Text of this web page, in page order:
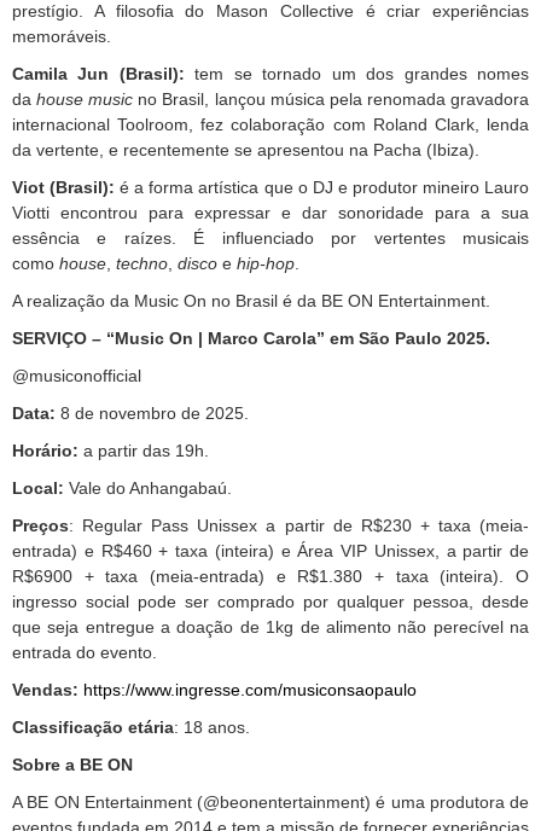
prestígio. A filosofia do Mason Collective é criar experiências
memoráveis.
Camila Jun (Brasil): tem se tornado um dos grandes nomes
da house music no Brasil, lançou música pela renomada gravadora
internacional Toolroom, fez colaboração com Roland Clark, lenda
da vertente, e recentemente se apresentou na Pacha (Ibiza).
Viot (Brasil): é a forma artística que o DJ e produtor mineiro Lauro
Viotti encontrou para expressar e dar sonoridade para a sua
essência e raízes. É influenciado por vertentes musicais
como house techno disco e hip-hop
A realização da Music On no Brasil é da BE ON Entertainment.
SERVIÇO – “Music On | Marco Carola” em São Paulo 2025.
@musiconofficial
Data: 8 de novembro de 2025.
Horário: a partir das 19h.
Local: Vale do Anhangabaú.
Preços: Regular Pass Unissex a partir de R$230 + taxa (meia-
entrada) e R$460 + taxa (inteira) e Área VIP Unissex, a partir de
R$6900 + taxa (meia-entrada) e R$1.380 + taxa (inteira). O
ingresso social pode ser comprado por qualquer pessoa, desde
que seja entregue a doação de 1kg de alimento não perecível na
entrada do evento.
Vendas: https://www.ingresse.com/musiconsaopaulo
Classificação etária: 18 anos.
Sobre a BE ON
A BE ON Entertainment (@beonentertainment) é uma produtora de